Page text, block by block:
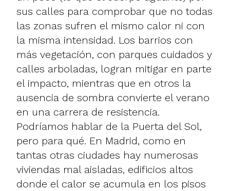
sus calles para comprobar que no todas
las zonas sufren el mismo calor ni con
la misma intensidad. Los barrios con
más vegetación, con parques cuidados y
calles arboladas, logran mitigar en parte
el impacto, mientras que en otros la
ausencia de sombra convierte el verano
en una carrera de resistencia.
Podríamos hablar de la Puerta del Sol,
pero para qué. En Madrid, como en
tantas otras ciudades hay numerosas
viviendas mal aisladas, edificios altos
donde el calor se acumula en los pisos